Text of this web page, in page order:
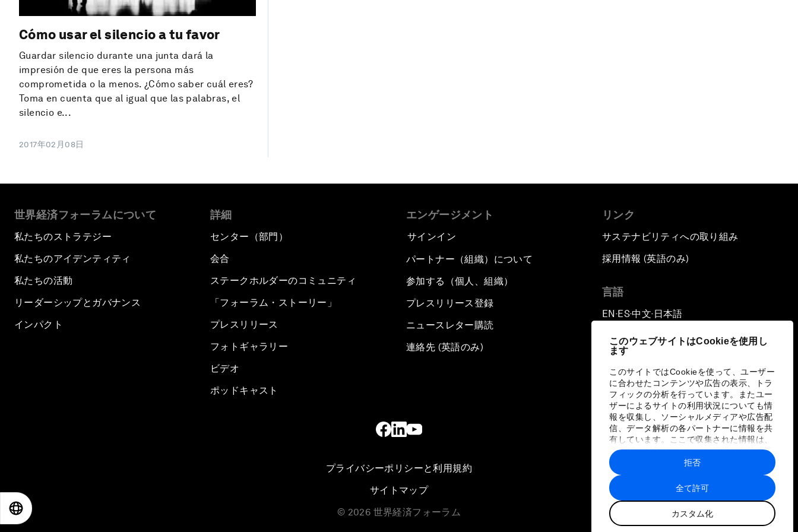
このウェブサイトはCookieを使用し
ます
このサイトではCookieを使って、ユーザー
に合わせたコンテンツや広告の表示、トラ
フィックの分析を行っています。またユー
ザーによるサイトの利用状況についても情
報を収集し、ソーシャルメディアや広告配
信、データ解析の各パートナーに情報を共
有しています。ここで収集された情報は、
ユーザーが各パートナーに提供した他の情
報や各パートナーのサービスを使用した際
に収集された情報と組み合わされ、各パー
トナーによって使用されることがありま
す。
全て許可
カスタム化
拒否
Cómo usar el silencio a tu favor
Guardar silencio durante una junta dará la
impresión de que eres la persona más
comprometida o la menos. ¿Cómo saber cuál eres?
Toma en cuenta que al igual que las palabras, el
silencio e...
2017年02月08日
世界経済フォーラムについて
私たちのストラテジー
私たちのアイデンティティ
私たちの活動
リーダーシップとガバナンス
インパクト
詳細
センター（部門）
会合
ステークホルダーのコミュニティ
「フォーラム・ストーリー」
プレスリリース
フォトギャラリー
ビデオ
ポッドキャスト
エンゲージメント
サインイン
パートナー（組織）について
参加する（個人、組織）
プレスリリース登録
ニュースレター購読
連絡先 (英語のみ)
リンク
サステナビリティへの取り組み
採用情報 (英語のみ)
言語
EN ▪ES▪中文▪ 日本語
プライバシーポリシーと利用規約
サイトマップ
© 2026 世界経済フォーラム